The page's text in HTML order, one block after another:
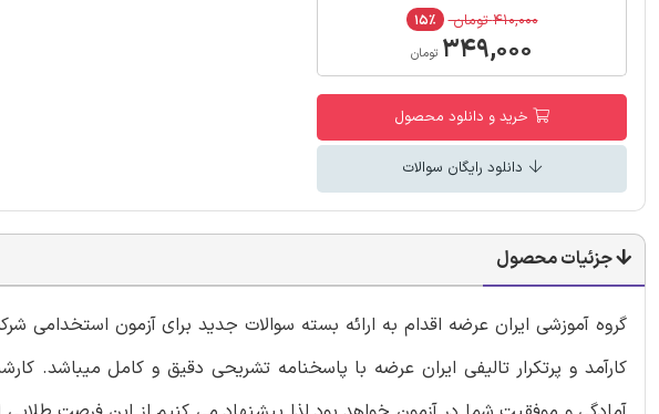
۴۱۰,۰۰۰ تومان ۱۵٪
۳۴۹,۰۰۰ تومان
خرید و دانلود محصول
دانلود رایگان سوالات
جزئیات محصول
گروه آموزشی ایران عرضه اقدام به ارائه بسته سوالات جدید برای آزمون
کارآمد و پرتکرار تالیفی ایران عرضه با پاسخنامه تشریحی دقیق و کامل میباشد.